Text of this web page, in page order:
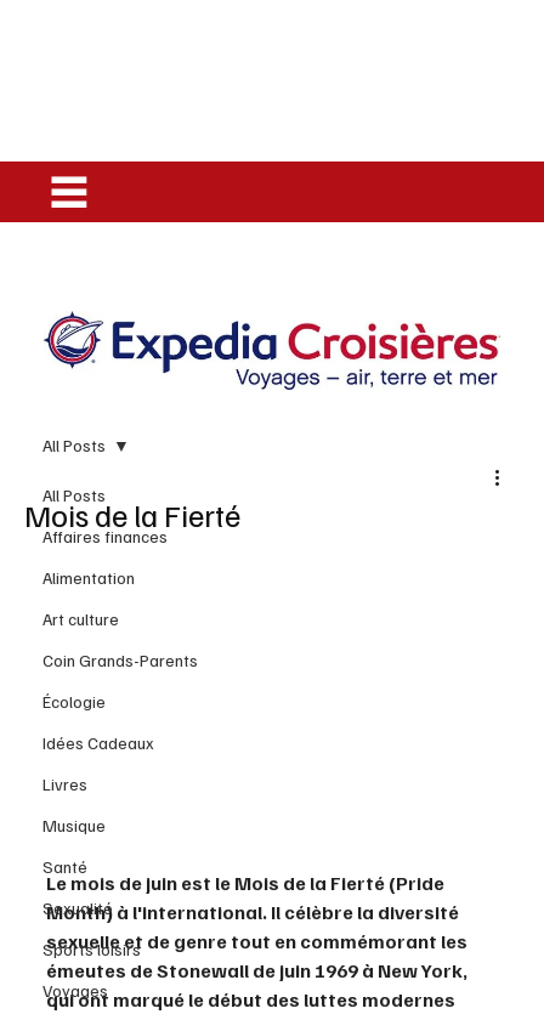
All Posts
Affaires finances
Alimentation
Art culture
Coin Grands-Parents
Écologie
Idées Cadeaux
Livres
Musique
Santé
Sexualité
Sports loisirs
Voyages
All Posts
Mois de la Fierté
Le mois de juin est le Mois de la Fierté (Pride
Month) à l'international. Il célèbre la diversité
sexuelle et de genre tout en commémorant les
émeutes de Stonewall de juin 1969 à New York,
qui ont marqué le début des luttes modernes